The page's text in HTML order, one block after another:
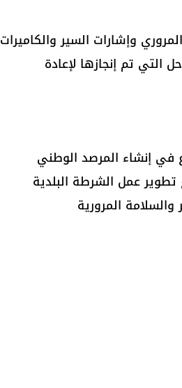
وإشارات السير والكاميرات
التي تم إنجازها لإعادة
في إنشاء المرصد الوطني
تطوير عمل الشرطة البلدية
المرورية